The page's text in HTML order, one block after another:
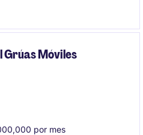
en soluciones
en el ERP, garantizando
normativo del
Grúas Móviles
por mes